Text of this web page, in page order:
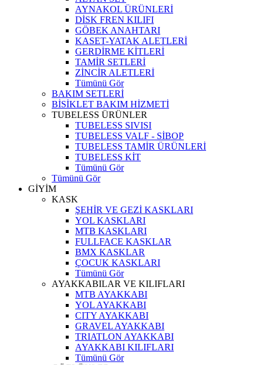
AYNAKOL ÜRÜNLERİ
DİSK FREN KILIFI
GÖBEK ANAHTARI
KASET-YATAK ALETLERİ
GERDİRME KİTLERİ
TAMİR SETLERİ
ZİNCİR ALETLERİ
Tümünü Gör
BAKIM SETLERİ
BİSİKLET BAKIM HİZMETİ
TUBELESS ÜRÜNLER
TUBELESS SIVISI
TUBELESS VALF - SİBOP
TUBELESS TAMİR ÜRÜNLERİ
TUBELESS KİT
Tümünü Gör
Tümünü Gör
GİYİM
KASK
ŞEHİR VE GEZİ KASKLARI
YOL KASKLARI
MTB KASKLARI
FULLFACE KASKLAR
BMX KASKLAR
ÇOCUK KASKLARI
Tümünü Gör
AYAKKABILAR VE KILIFLARI
MTB AYAKKABI
YOL AYAKKABI
CITY AYAKKABI
GRAVEL AYAKKABI
TRIATLON AYAKKABI
AYAKKABI KILIFLARI
Tümünü Gör